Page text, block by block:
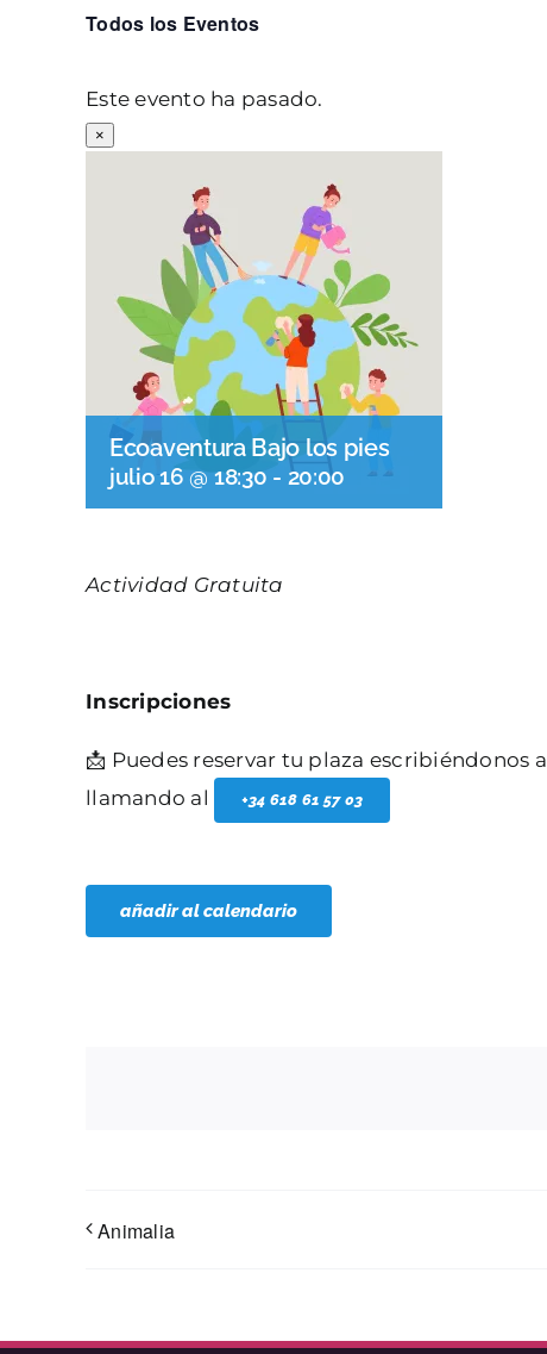
Todos los Eventos
Este evento ha pasado.
×
Ecoaventura Bajo los pies
julio 16 @ 18:30 - 20:00
Actividad Gratuita
Inscripciones
📩 Puedes reservar tu plaza escribiéndonos a
llamando al
+34 618 61 57 03
añadir al calendario
Animalia